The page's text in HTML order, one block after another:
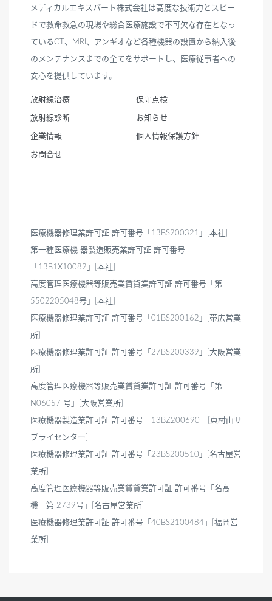
メディカルエキスパート株式会社は高度な技術力とスピー
ドで救命救急の現場や総合医療施設で不可欠な存在となっ
ているCT、MRI、アンギオなど各種機器の設置から納入後
のメンテナンスまでの全てをサポートし、医療従事者への
安心を提供しています。
放射線治療
放射線診断
企業情報
お問合せ
保守点検
お知らせ
個人情報保護方針
医療機器修理業許可証 許可番号「13BS200321」[本社]
第一種医療機 器製造販売業許可証 許可番号
「13B1X10082」[本社]
高度管理医療機器等販売業賃貸業許可証 許可番号「第
5502205048号」[本社]
医療機器修理業許可証 許可番号「01BS200162」[帯広営業
所]
医療機器修理業許可証 許可番号「27BS200339」[大阪営業
所]
高度管理医療機器等販売業賃貸業許可証 許可番号「第
N06057 号」[大阪営業所]
医療機器製造業許可証 許可番号 13BZ200690 [東村山サ
プライセンター]
医療機器修理業許可証 許可番号「23BS200510」[名古屋営
業所]
高度管理医療機器等販売業賃貸業許可証 許可番号「名高
機 第 2739号」[名古屋営業所]
医療機器修理業許可証 許可番号「40BS2100484」[福岡営
業所]